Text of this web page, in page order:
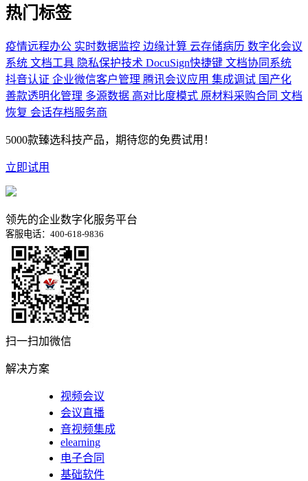
热门标签
疫情远程办公 实时数据监控 边缘计算 云存储病历 数字化会议
系统 文档工具 隐私保护技术 DocuSign快捷键 文档协同系统
抖音认证 企业微信客户管理 腾讯会议应用 集成调试 国产化
善款透明化管理 多源数据 高对比度模式 原材料采购合同 文档
恢复 会话存档服务商
5000款臻选科技产品，期待您的免费试用！
立即试用
领先的企业数字化服务平台
客服电话：400-618-9836
扫一扫加微信
解决方案
视频会议
会议直播
音视频集成
elearning
电子合同
基础软件